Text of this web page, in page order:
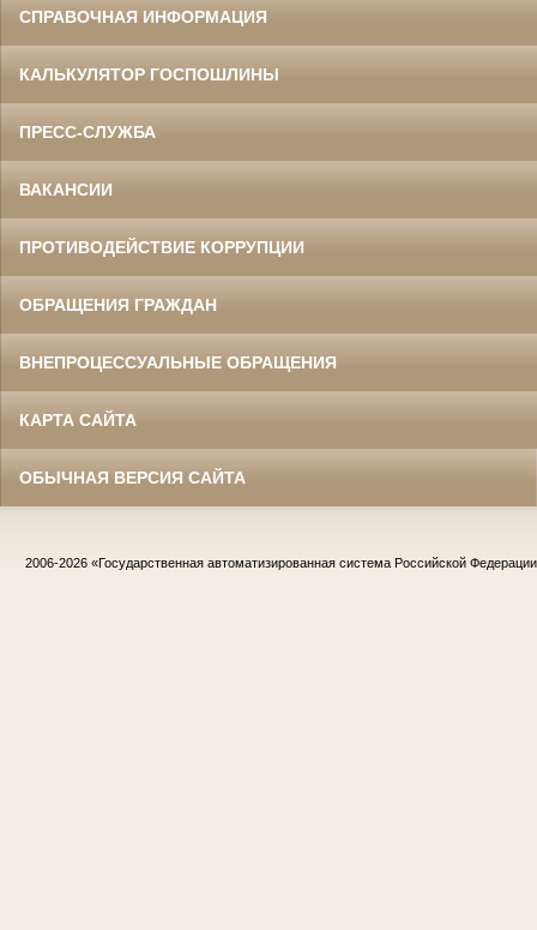
СПРАВОЧНАЯ ИНФОРМАЦИЯ
КАЛЬКУЛЯТОР ГОСПОШЛИНЫ
ПРЕСС-СЛУЖБА
ВАКАНСИИ
ПРОТИВОДЕЙСТВИЕ КОРРУПЦИИ
ОБРАЩЕНИЯ ГРАЖДАН
ВНЕПРОЦЕССУАЛЬНЫЕ ОБРАЩЕНИЯ
КАРТА САЙТА
ОБЫЧНАЯ ВЕРСИЯ САЙТА
2006-2026 «Государственная автоматизированная система Российской